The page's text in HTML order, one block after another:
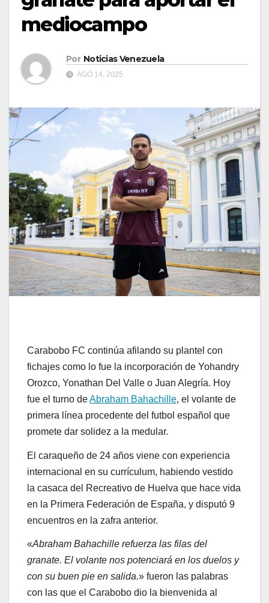
mediocampo
Por Noticias Venezuela
AGO 14, 2025
Carabobo FC continúa afilando su plantel con
fichajes como lo fue la incorporación de Yohandry
Orozco, Yonathan Del Valle o Juan Alegría. Hoy
fue el turno deAbraham Bahachille, el volante de
primera línea procedente del futbol español que
promete dar solidez a la medular.
El caraqueño de 24 años viene con experiencia
internacional en su currículum, habiendo vestido
la casaca del Recreativo de Huelva que hace vida
en la Primera Federación de España, y disputó 9
encuentros en la zafra anterior.
«Abraham Bahachille refuerza las filas del
granate. El volante nos potenciará en los duelos y
con su buen pie en salida.» fueron las palabras
con las que el Carabobo dio la bienvenida al